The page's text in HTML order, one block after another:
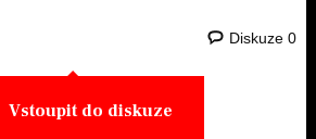
Diskuze 0
Vstoupit do diskuze